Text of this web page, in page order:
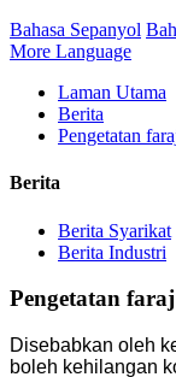
Bahasa Sepanyol
More Language
Laman Utama
Berita
Pengetatan
Berita
Berita Syarikat
Berita Industri
Pengetatan
Disebabkan oleh
boleh kehilangan